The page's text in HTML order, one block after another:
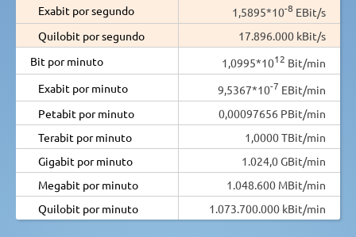
Exabit por segundo
1,5895*10-8 EBit/s
Quilobit por segundo
17.896.000 kBit/s
Bit por minuto
1,0995*1012 Bit/min
Exabit por minuto
9,5367*10-7 EBit/min
Petabit por minuto
0,00097656 PBit/min
Terabit por minuto
1,0000 TBit/min
Gigabit por minuto
1.024,0 GBit/min
Megabit por minuto
1.048.600 MBit/min
Quilobit por minuto
1.073.700.000 kBit/min